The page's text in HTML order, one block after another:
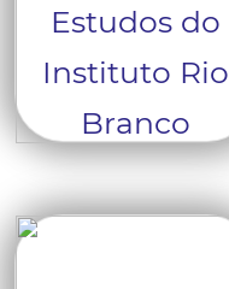
Estudos do
Instituto Rio
Branco